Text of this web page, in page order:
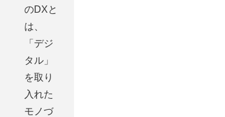
のDXと
は、
「デジ
タル」
を取り
入れた
モノづ